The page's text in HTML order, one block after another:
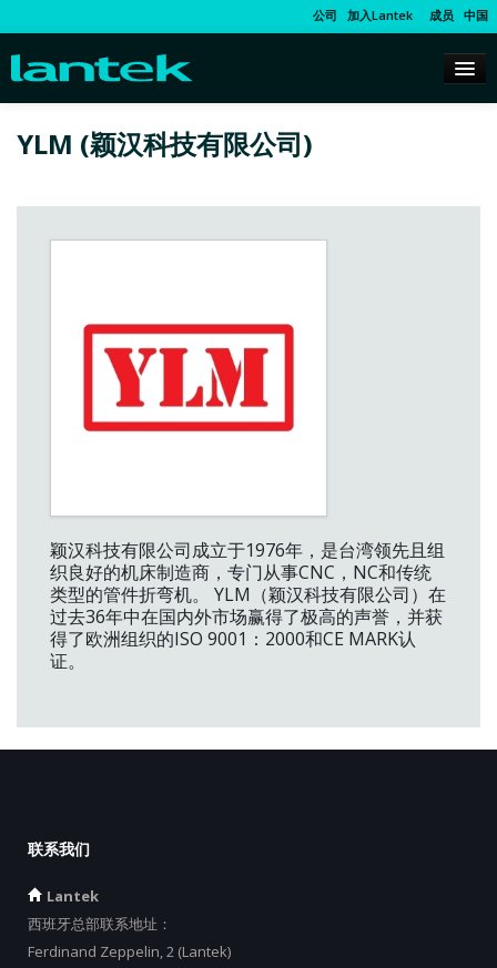
公司 加入Lantek 成员 中国
YLM (颖汉科技有限公司)
颖汉科技有限公司成立于1976年，是台湾领先且组
织良好的机床制造商，专门从事CNC，NC和传统
类型的管件折弯机。 YLM（颖汉科技有限公司）在
过去36年中在国内外市场赢得了极高的声誉，并获
得了欧洲组织的ISO 9001：2000和CE MARK认
证。
联系我们
Lantek
西班牙总部联系地址：
Ferdinand Zeppelin, 2 (Lantek)